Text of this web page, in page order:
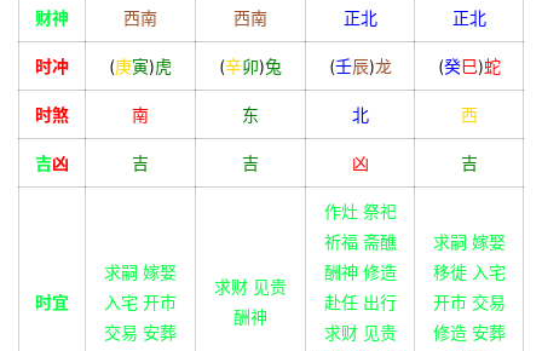
财神 西南 西南 正北 正北
时冲 (庚寅)虎 (辛卯)兔 (壬辰)龙 (癸巳)蛇
时煞 南 东 北 西
吉凶 吉 吉 凶 吉
时宜
求嗣 嫁娶
入宅 开市
交易 安葬
求财 见贵
酬神
作灶 祭祀
祈福 斋醮
酬神 修造
赴任 出行
求财 见贵
求嗣 嫁娶
移徙 入宅
开市 交易
修造 安葬